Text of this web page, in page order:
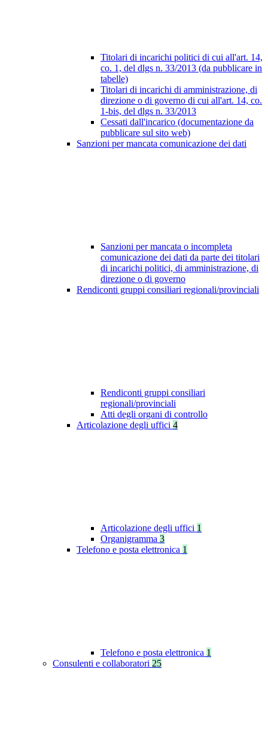
Titolari di incarichi politici di cui all'art. 14,
co. 1, del dlgs n. 33/2013 (da pubblicare in
tabelle)
Titolari di incarichi di amministrazione, di
direzione o di governo di cui all'art. 14, co.
1-bis, del dlgs n. 33/2013
Cessati dall'incarico (documentazione da
pubblicare sul sito web)
Sanzioni per mancata comunicazione dei dati
Sanzioni per mancata o incompleta
comunicazione dei dati da parte dei titolari
di incarichi politici, di amministrazione, di
direzione o di governo
Rendiconti gruppi consiliari regionali/provinciali
Rendiconti gruppi consiliari
regionali/provinciali
Atti degli organi di controllo
Articolazione degli uffici 4
Articolazione degli uffici 1
Organigramma 3
Telefono e posta elettronica 1
Telefono e posta elettronica 1
Consulenti e collaboratori 25